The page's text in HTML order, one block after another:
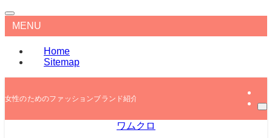
MENU
Home
Sitemap
女性のためのファッションブランド紹介
ワムクロ